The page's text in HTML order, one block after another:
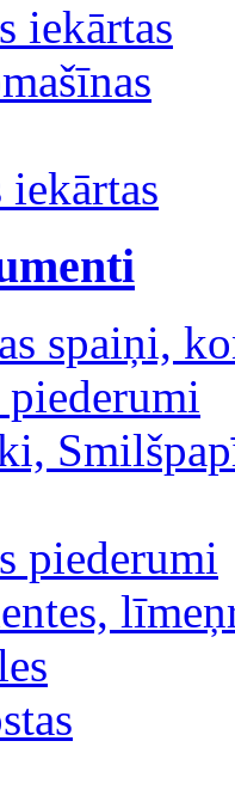
iekārtas
iekārtas
spaiņi,
piederumi
piederumi